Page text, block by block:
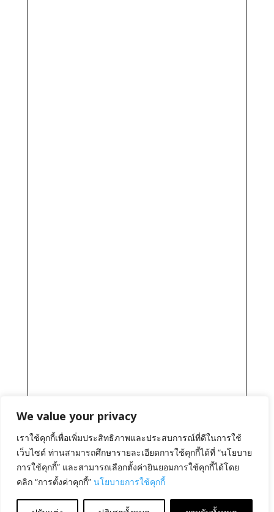
We value your privacy
เราใช้คุกกี้เพื่อเพิ่มประสิทธิภาพและประสบการณ์ที่ดีในการใช้
เว็บไซต์ ท่านสามารถศึกษารายละเอียดการใช้คุกกี้ได้ที่ “นโยบาย
การใช้คุกกี้” และสามารถเลือกตั้งค่ายินยอมการใช้คุกกี้ได้โดย
คลิก “การตั้งค่าคุกกี้” นโยบายการใช้คุกกี้